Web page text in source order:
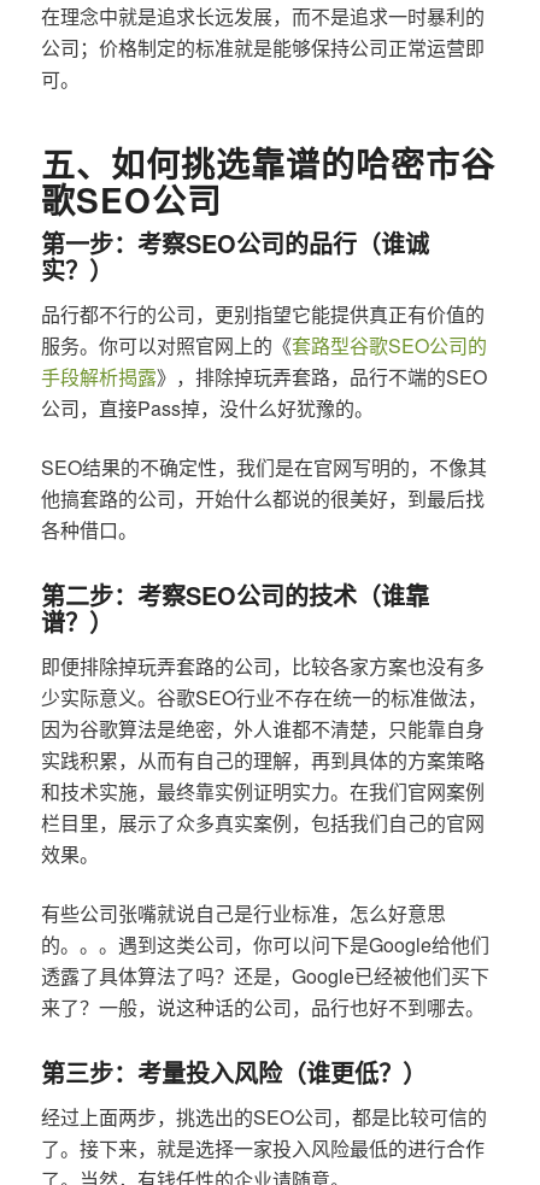
在理念中就是追求长远发展，而不是追求一时暴利的
公司；价格制定的标准就是能够保持公司正常运营即
可。
五、如何挑选靠谱的哈密市谷
歌SEO公司
第一步：考察SEO公司的品行（谁诚
实？）
品行都不行的公司，更别指望它能提供真正有价值的
服务。你可以对照官网上的《套路型谷歌SEO公司的
手段解析揭露》，排除掉玩弄套路，品行不端的SEO
公司，直接Pass掉，没什么好犹豫的。
SEO结果的不确定性，我们是在官网写明的，不像其
他搞套路的公司，开始什么都说的很美好，到最后找
各种借口。
第二步：考察SEO公司的技术（谁靠
谱？）
即便排除掉玩弄套路的公司，比较各家方案也没有多
少实际意义。谷歌SEO行业不存在统一的标准做法，
因为谷歌算法是绝密，外人谁都不清楚，只能靠自身
实践积累，从而有自己的理解，再到具体的方案策略
和技术实施，最终靠实例证明实力。在我们官网案例
栏目里，展示了众多真实案例，包括我们自己的官网
效果。
有些公司张嘴就说自己是行业标准，怎么好意思
的。。。遇到这类公司，你可以问下是Google给他们
透露了具体算法了吗？还是，Google已经被他们买下
来了？一般，说这种话的公司，品行也好不到哪去。
第三步：考量投入风险（谁更低？）
经过上面两步，挑选出的SEO公司，都是比较可信的
了。接下来，就是选择一家投入风险最低的进行合作